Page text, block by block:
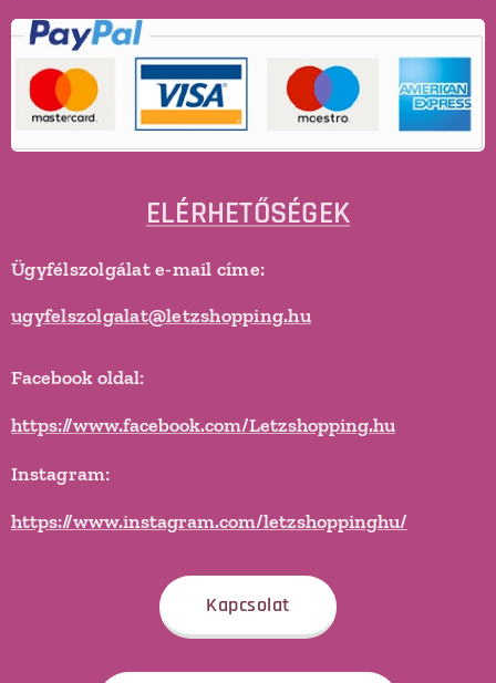
ELÉRHETŐSÉGEK
Ügyfélszolgálat e-mail címe:
ugyfelszolgalat@letzshopping.hu
Facebook oldal:
https://www.facebook.com/Letzshopping.hu
Instagram:
https://www.instagram.com/letzshoppinghu/
Kapcsolat